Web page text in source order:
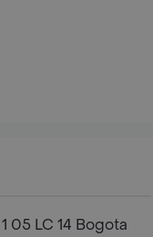
05 LC 14 Bogota